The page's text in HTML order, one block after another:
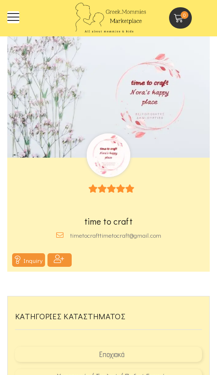
0
time to craft
timetocrafttimetocraft@gmail.com
Inquiry
ΚΑΤΗΓΟΡΊΕΣ ΚΑΤΑΣΤΉΜΑΤΟΣ
Εποχιακά